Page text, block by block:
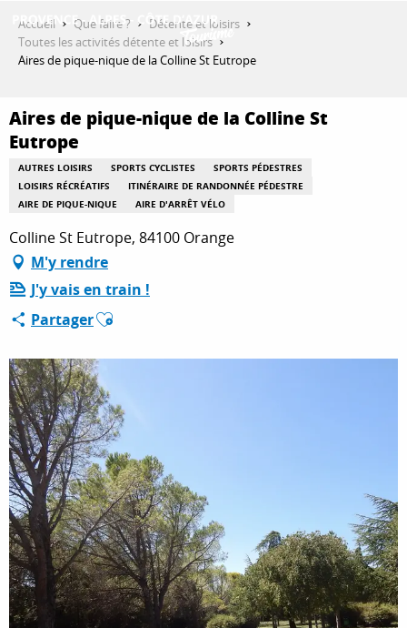
contenu
QUE FAIRE ?
SÉJOURNER
ESPACE PRO
Accueil Que faire ?
Détente et loisirs
Toutes les activités détente et loisirs
Aires de pique-nique de la Colline St Eutrope
Aires de pique-nique de la Colline St
Eutrope
AUTRES LOISIRS SPORTS CYCLISTES
SPORTS PÉDESTRES
LOISIRS RÉCRÉATIFS
ITINÉRAIRE DE RANDONNÉE PÉDESTRE
AIRE DE PIQUE-NIQUE
AIRE D'ARRÊT VÉLO
Colline St Eutrope, 84100 Orange
M'y rendre
J'y vais en train !
PartagerAjouter aux favoris